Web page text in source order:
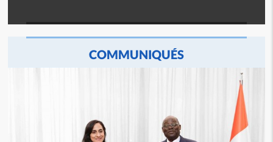
COMMUNIQUÉS